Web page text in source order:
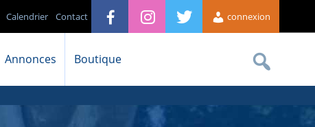
connexion
Contact
Calendrier
Annonces Boutique